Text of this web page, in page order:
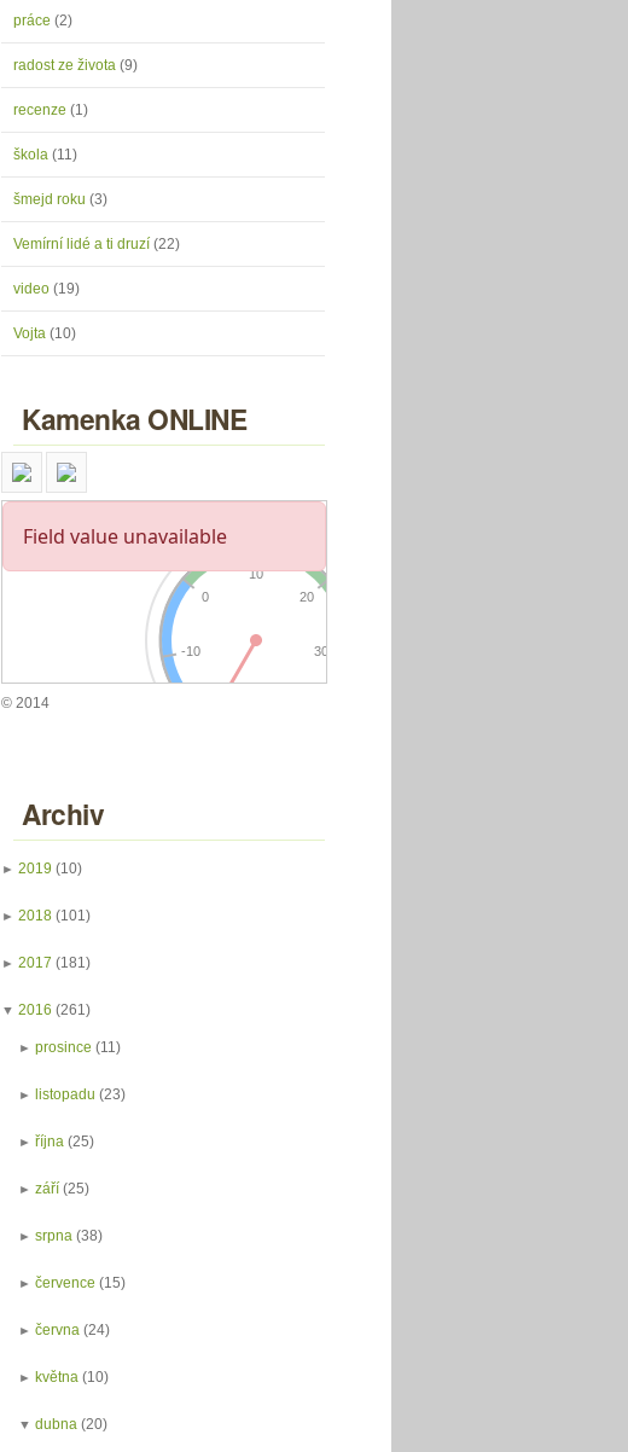
práce (2)
radost ze života (9)
recenze (1)
škola (11)
šmejd roku (3)
Vemírní lidé a ti druzí (22)
video (19)
Vojta (10)
Kamenka ONLINE
© 2014
Archiv
► 2019 (10)
► 2018 (101)
► 2017 (181)
▼ 2016 (261)
►prosince (11)
►listopadu (23)
►října (25)
►září (25)
►srpna (38)
►července (15)
►června (24)
►května (10)
▼dubna (20)